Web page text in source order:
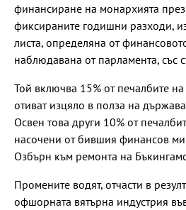
финансиране на монархията
фиксираните годишни разходи,
листа, определяна от
наблюдавана от парламента, със
Той включва 15% от печалбите
отиват изцяло в полза на
Освен това други 10% от
насочени от бившия финансов
Озбърн към ремонта на
Промените водят, отчасти в
офшорната вятърна индустрия